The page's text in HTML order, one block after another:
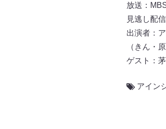
放送：
見逃し配
出演者：
（きん・
ゲスト：
アイン